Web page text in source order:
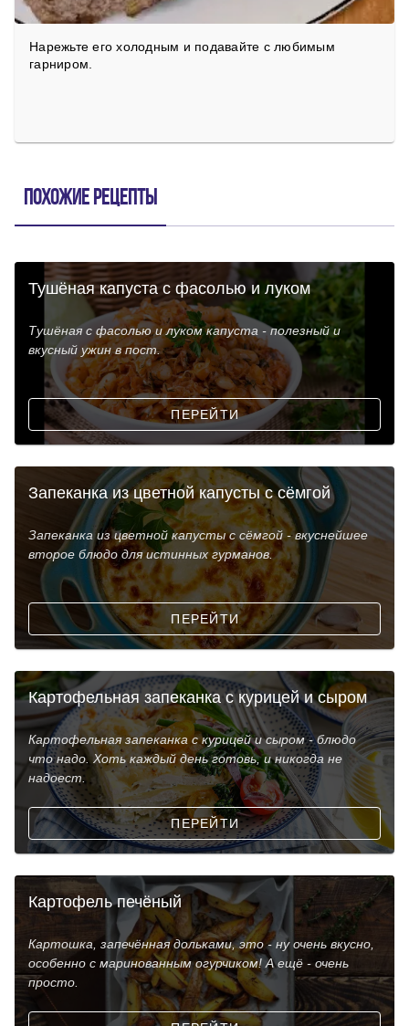
Нарежьте его холодным и подавайте с любимым
гарниром.
Похожие рецепты
Тушёная капуста с фасолью и луком
Тушёная с фасолью и луком капуста - полезный и
вкусный ужин в пост.
ПЕРЕЙТИ
Запеканка из цветной капусты с сёмгой
Запеканка из цветной капусты с сёмгой - вкуснейшее
второе блюдо для истинных гурманов.
ПЕРЕЙТИ
Картофельная запеканка с курицей и сыром
Картофельная запеканка с курицей и сыром - блюдо
что надо. Хоть каждый день готовь, и никогда не
надоест.
ПЕРЕЙТИ
Картофель печёный
Картошка, запечённая дольками, это - ну очень вкусно,
особенно с маринованным огурчиком! А ещё - очень
просто.